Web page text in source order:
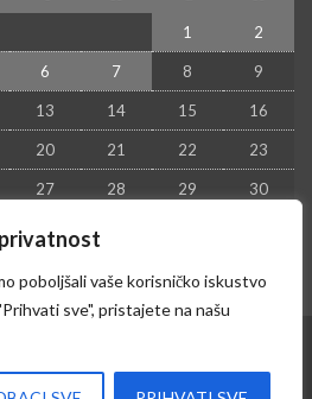
poboljšali vaše korisničko iskustvo
sve", pristajete na našu
1
2
6 7 8 9
13 14 15 16
20 21 22 23
27 28 29 30